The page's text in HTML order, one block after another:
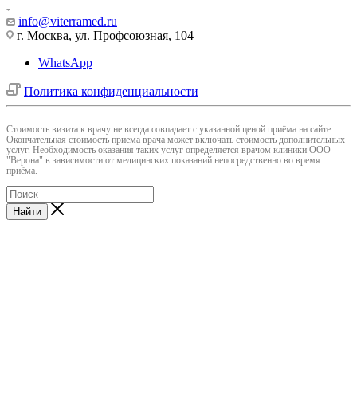
info@viterramed.ru
г. Москва, ул. Профсоюзная, 104
WhatsApp
Политика конфиденциальности
Cтоимость визита к врачу не всегда совпадает с указанной ценой приёма на сайте.
Окончательная стоимость приема врача может включать стоимость дополнительных
услуг. Необходимость оказания таких услуг определяется врачом клиники ООО
"Верона" в зависимости от медицинских показаний непосредственно во время
приёма.
Найти